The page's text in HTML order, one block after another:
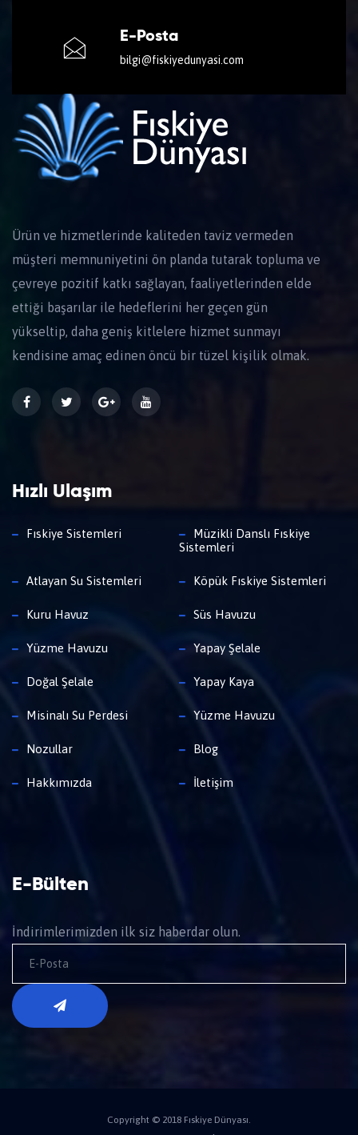
E-Posta
bilgi@fiskiyedunyasi.com
Ürün ve hizmetlerinde kaliteden taviz vermeden
müşteri memnuniyetini ön planda tutarak topluma ve
çevreye pozitif katkı sağlayan, faaliyetlerinden elde
ettiği başarılar ile hedeflerini her geçen gün
yükseltip, daha geniş kitlelere hizmet sunmayı
kendisine amaç edinen öncü bir tüzel kişilik olmak.
Hızlı Ulaşım
Fıskiye Sistemleri
Müzikli Danslı Fıskiye
Sistemleri
Atlayan Su Sistemleri Köpük Fıskiye Sistemleri
Kuru Havuz Süs Havuzu
Yüzme Havuzu Yapay Şelale
Doğal Şelale Yapay Kaya
Misinalı Su Perdesi Yüzme Havuzu
Nozullar Blog
Hakkımızda İletişim
E-Bülten
İndirimlerimizden ilk siz haberdar olun.
Copyright © 2018 Fıskiye Dünyası.